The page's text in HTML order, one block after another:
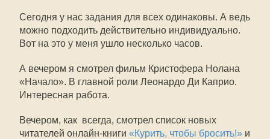
Сегодня у нас задания для всех одинаковы. А ведь
можно подходить действительно индивидуально.
Вот на это у меня ушло несколько часов.
А вечером я смотрел фильм Кристофера Нолана
«Начало». В главной роли Леонардо Ди Каприо.
Интересная работа.
Вечером, как всегда, смотрел список новых
читателей онлайн-книги «Курить, чтобы бросить!» и